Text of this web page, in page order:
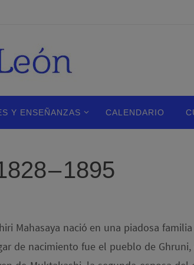
Y ENSEÑANZAS CALENDARIO
– 1895
Mahasaya nació en una piadosa
de nacimiento fue el pueblo de